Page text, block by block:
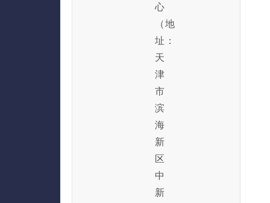
心
（地
址：
天
津
市
滨
海
新
区
中
新